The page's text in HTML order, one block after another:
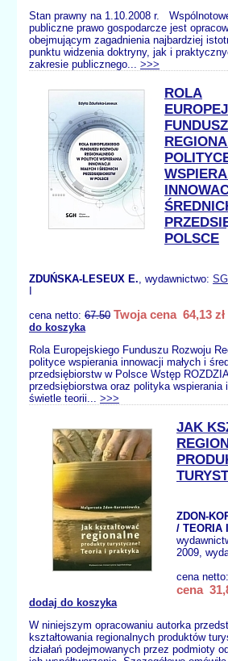
Stan prawny na 1.10.2008 r.
publiczne prawo gospodarcze jest
obejmującym zagadnienia najbardziej
punktu widzenia doktryny, jak i
zakresie publicznego... >>>
ROLA
POLSCE
ZDUŃSKA-LESEUX E., wydawnictwo:
cena netto: 67.50 Twoja cena 64,13 zł
do koszyka
Rola Europejskiego Funduszu Rozwoju
polityce wspierania innowacji małych i
przedsiębiorstw w Polsce Wstęp
przedsiębiorstwa oraz polityka wspierania
świetle teorii... >>>
JAK
ZDON-
/ TEORIA
2009,
cena
cena
dodaj do koszyka
W niniejszym opracowaniu autorka
kształtowania regionalnych produktów
działań podejmowanych przez podmioty